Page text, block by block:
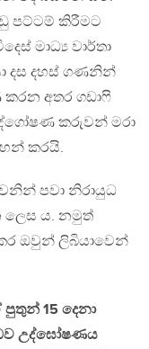
පට්ටම් කිරීමට
මාධ්‍ය වාර්තා
දස දහස් ගණනින්
අතර ගඩාෆි
කරුවන් මරා
කරයි.
පවා නිරායුධ
ලෙස ය. නමුත්
ඔවුන් ලිබියාවෙන්
15 දෙනා
උද්ඝෝෂණය